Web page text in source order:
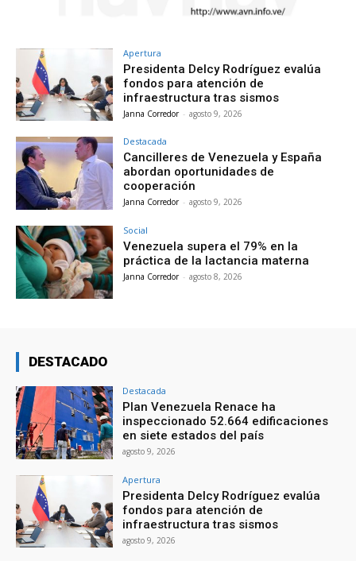
Apertura
Presidenta Delcy Rodríguez evalúa
fondos para atención de
infraestructura tras sismos
Janna Corredor - agosto 9, 2026
Destacada
Cancilleres de Venezuela y España
abordan oportunidades de
cooperación
Janna Corredor - agosto 9, 2026
Social
Venezuela supera el 79% en la
práctica de la lactancia materna
Janna Corredor - agosto 8, 2026
DESTACADO
Destacada
Plan Venezuela Renace ha
inspeccionado 52.664 edificaciones
en siete estados del país
agosto 9, 2026
Apertura
Presidenta Delcy Rodríguez evalúa
fondos para atención de
infraestructura tras sismos
agosto 9, 2026